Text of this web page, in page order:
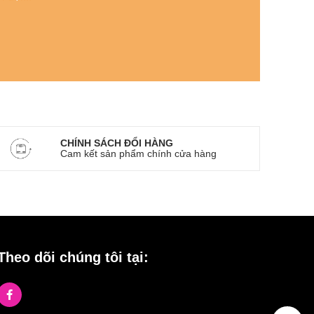
CHÍNH SÁCH ĐỔI HÀNG
Cam kết sản phẩm chính cửa hàng
dõi chúng tôi tại: